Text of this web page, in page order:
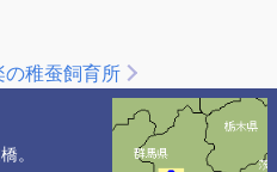
の稚蚕飼育所
。